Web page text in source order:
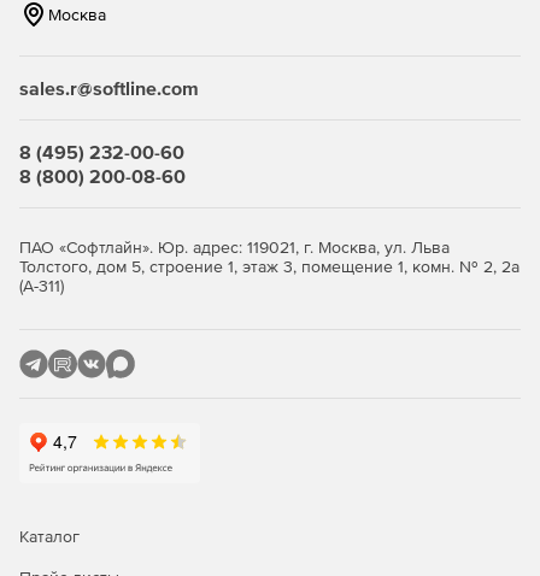
Гибкость и удобство администрирования – продукт
соответствуют политике безопасности компании.
Антивирусная проверка потоков данных при
передаче файлов (FTP-трафик) и просмотре сетевых
Единое распоряжение защитой через сетевой узел
управления единым комплексом обеспечения
Отбор прав доступа по типу содержимого, объему
Упорядочивание прав использования сетевых
Москва
sales.r@softline.com
8 (495) 232-00-60
8 (800) 200-08-60
ПАО «Софтлайн». Юр. адрес: 119021, г. Москва, ул. Льва
Толстого, дом 5, строение 1, этаж 3, помещение 1, комн. № 2, 2а
(А-311)
Каталог